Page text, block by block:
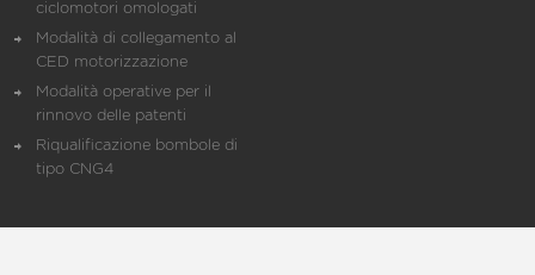
ciclomotori omologati
Modalità di collegamento al
CED motorizzazione
Modalità operative per il
rinnovo delle patenti
Riqualificazione bombole di
tipo CNG4